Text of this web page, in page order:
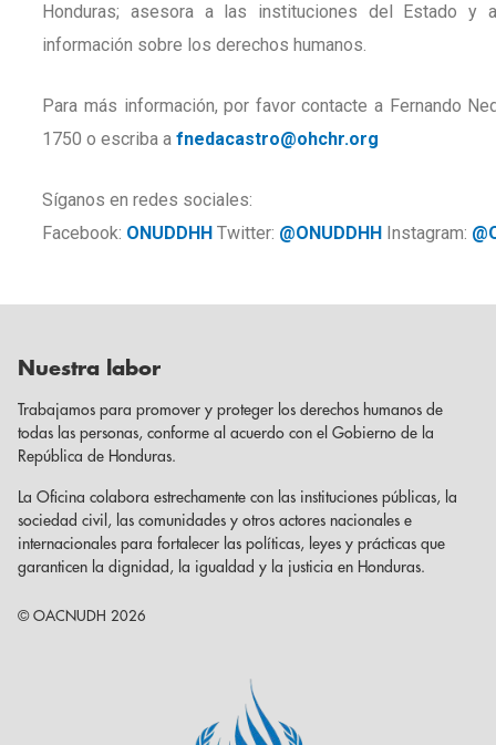
Honduras; asesora a las instituciones del Estado
información sobre los derechos humanos.
Para más información, por favor contacte a Fernando
1750 o escriba afnedacastro@ohchr.org
Síganos en redes sociales:
Facebook: ONUDDHH Twitter: @ONUDDHH Instagram:
Nuestra labor
Trabajamos para promover y proteger los derechos humanos de
todas las personas, conforme al acuerdo con el Gobierno de la
República de Honduras.
La Oficina colabora estrechamente con las instituciones públicas, la
sociedad civil, las comunidades y otros actores nacionales e
internacionales para fortalecer las políticas, leyes y prácticas que
garanticen la dignidad, la igualdad y la justicia en Honduras.
© OACNUDH 2026